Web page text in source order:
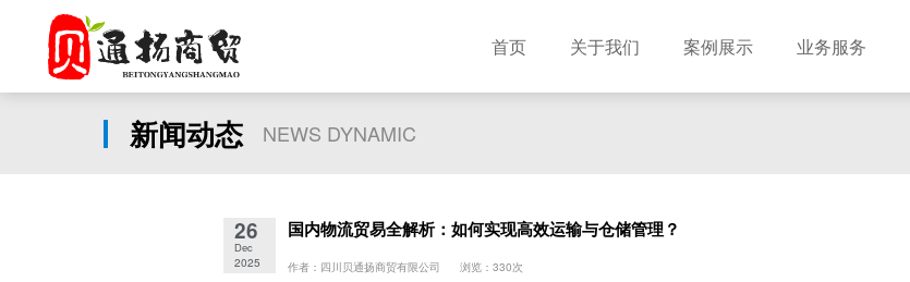
首页 关于我们 案例展示 业务服务
新闻动态 NEWS DYNAMIC
26
Dec
2025
国内物流贸易全解析：如何实现高效运输与仓储管理？
作者：四川贝通扬商贸有限公司 浏览：330次